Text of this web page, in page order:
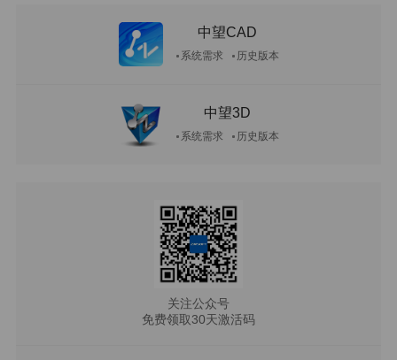
中望CAD
系统需求 历史版本
中望3D
系统需求 历史版本
关注公众号
免费领取30天激活码